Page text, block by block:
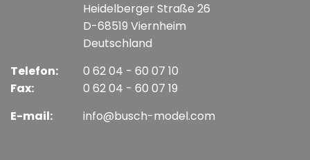
Heidelberger Straße 26
D-68519 Viernheim
Deutschland
Telefon:
Fax:
0 62 04 - 60 07 10
0 62 04 - 60 07 19
E-mail:
info@busch-model.com